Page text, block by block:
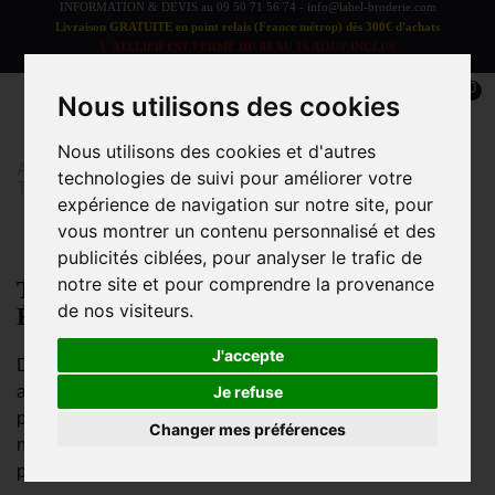
Nous utilisons des cookies
Nous utilisons des cookies et d'autres
technologies de suivi pour améliorer votre
expérience de navigation sur notre site, pour
vous montrer un contenu personnalisé et des
publicités ciblées, pour analyser le trafic de
notre site et pour comprendre la provenance
de nos visiteurs.
J'accepte
Je refuse
Changer mes préférences
INFORMATION & DEVIS au 09 50 71 56 74 - info@label-broderie.com
Livraison GRATUITE en point relais (France métrop) dès 300€ d'achats
L'ATELIER EST FERME DU 08 AU 16 AOUT INCLUS
0
Accueil > Linge de bain > LINGE DE BAIN ADULTE
Tapis de bain
Tapis de Bain – Confort, Sécurité et
Élégance pour votre Salle de Bain
Découvrez notre collection detapis de bain
allier
absorption, confort et sécurité
pour éviter les sols mouillés après la douche ou le bain,
nos tapis sont fabriqués avec des
pour une